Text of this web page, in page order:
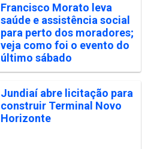
Francisco Morato leva
saúde e assistência social
para perto dos moradores;
veja como foi o evento do
último sábado
Jundiaí abre licitação para
construir Terminal Novo
Horizonte